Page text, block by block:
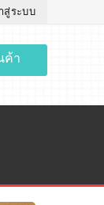
สู่ระบบ
ค้า